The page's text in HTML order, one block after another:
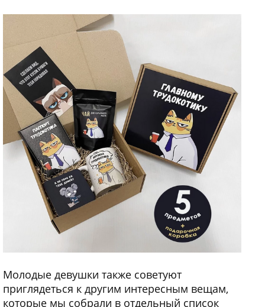
Молодые девушки также советуют
приглядеться к другим интересным вещам,
которые мы собрали в отдельный список